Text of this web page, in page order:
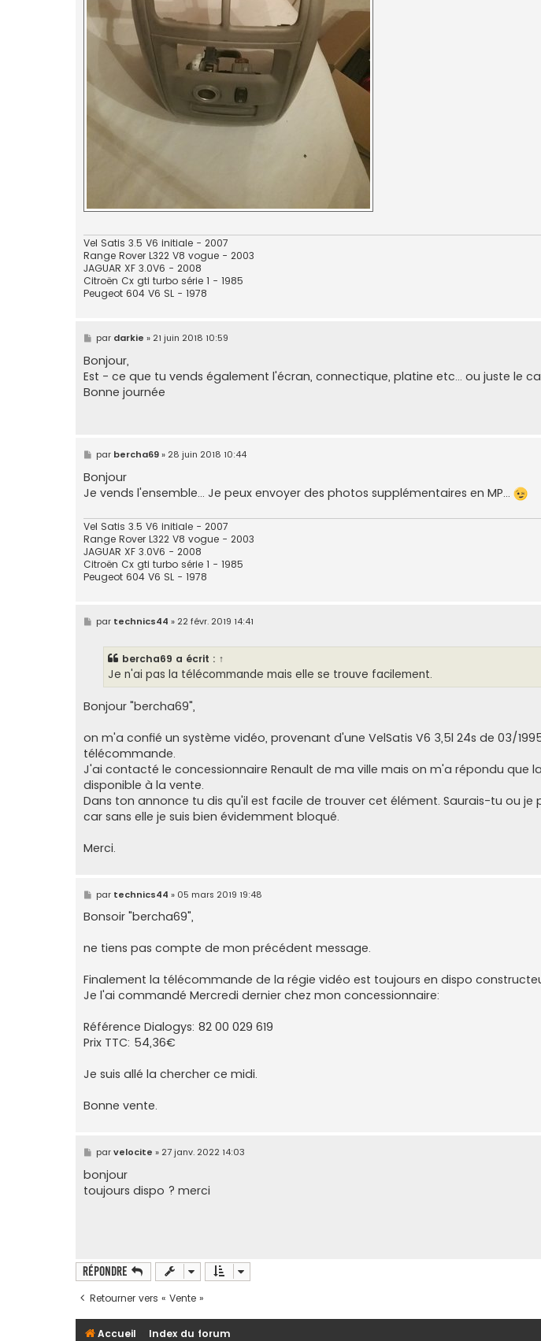
Vel Satis 3.5 V6 initiale - 2007
Range Rover L322 V8 vogue - 2003
JAGUAR XF 3.0V6 - 2008
Citroën Cx gti turbo série 1 - 1985
Peugeot 604 V6 SL - 1978
M
e
s
s
a
g
e
par darkie » 21 juin 2018 10:59
Bonjour,
Est - ce que tu vends également l'écran, connectique, platine etc... ou juste le
Bonne journée
M
e
s
s
a
par bercha69» 28 juin 2018 10:44
Bonjour
Je vends l'ensemble... Je peux envoyer des photos supplémentaires en MP...
Vel Satis 3.5 V6 initiale - 2007
Range Rover L322 V8 vogue - 2003
JAGUAR XF 3.0V6 - 2008
Citroën Cx gti turbo série 1 - 1985
Peugeot 604 V6 SL - 1978
M
e
par technics44 » 22 févr. 2019 14:41
bercha69 a écrit : ↑
Je n'ai pas la télécommande mais elle se trouve facilement.
Bonjour "bercha69",
on m'a confié un système vidéo, provenant d'une VelSatis V6 3,5l 24s de 03/
télécommande.
J'ai contacté le concessionnaire Renault de ma ville mais on m'a répondu que
disponible à la vente.
Dans ton annonce tu dis qu'il est facile de trouver cet élément. Saurais-tu ou
car sans elle je suis bien évidemment bloqué.
Merci.
M
e
s
s
g
e
par technics44 » 05 mars 2019 19:48
Bonsoir "bercha69",
ne tiens pas compte de mon précédent message.
Finalement la télécommande de la régie vidéo est toujours en dispo
Je l'ai commandé Mercredi dernier chez mon concessionnaire:
Référence Dialogys: 82 00 029 619
Prix TTC: 54,36€
Je suis allé la chercher ce midi.
Bonne vente.
M
e
s
s
a
parvelocite » 27 janv. 2022 14:03
bonjour
toujours dispo ? merci
Répondre
Retourner vers « Vente »
Accueil Index du forum